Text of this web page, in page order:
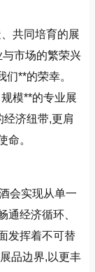
共同培育的展
市场的繁荣兴
**的荣幸。
模**的专业展
济纽带,更肩
命。
会实现从单一
通经济循环、
发挥着不可替
品边界,以更丰